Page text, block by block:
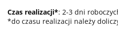
Czas realizacji*: 2-3 dni
*do czasu realizacji należy